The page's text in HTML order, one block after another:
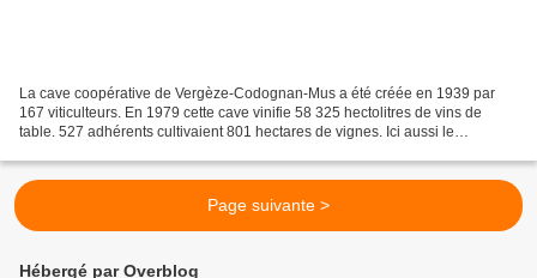
La cave coopérative de Vergèze-Codognan-Mus a été créée en 1939 par
167 viticulteurs. En 1979 cette cave vinifie 58 325 hectolitres de vins de
table. 527 adhérents cultivaient 801 hectares de vignes. Ici aussi le
Page suivante >
Hébergé par Overblog